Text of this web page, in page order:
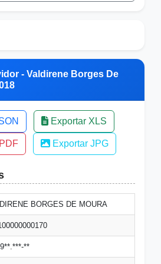
- Valdirene Borges De
Exportar XLS
Exportar JPG
BORGES DE MOURA
**